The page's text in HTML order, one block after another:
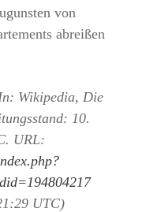
von
abreißen
Wikipedia, Die
10.
URL:
UTC)